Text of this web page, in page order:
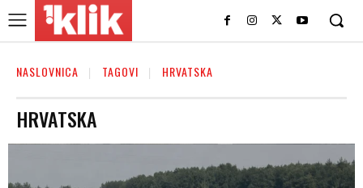
NASLOVNICA TAGOVI HRVATSKA
HRVATSKA